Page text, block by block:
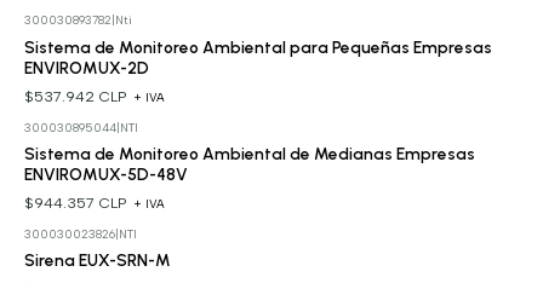
300030893782 Nti
Sistema de Monitoreo Ambiental para Pequeñas Empresas
ENVIROMUX-2D
$537.942 CLP + IVA
300030895044| NTI
Sistema de Monitoreo Ambiental de Medianas Empresas
ENVIROMUX-5D-48V
$944.357 CLP + IVA
300030023826| NTI
Sirena EUX-SRN-M